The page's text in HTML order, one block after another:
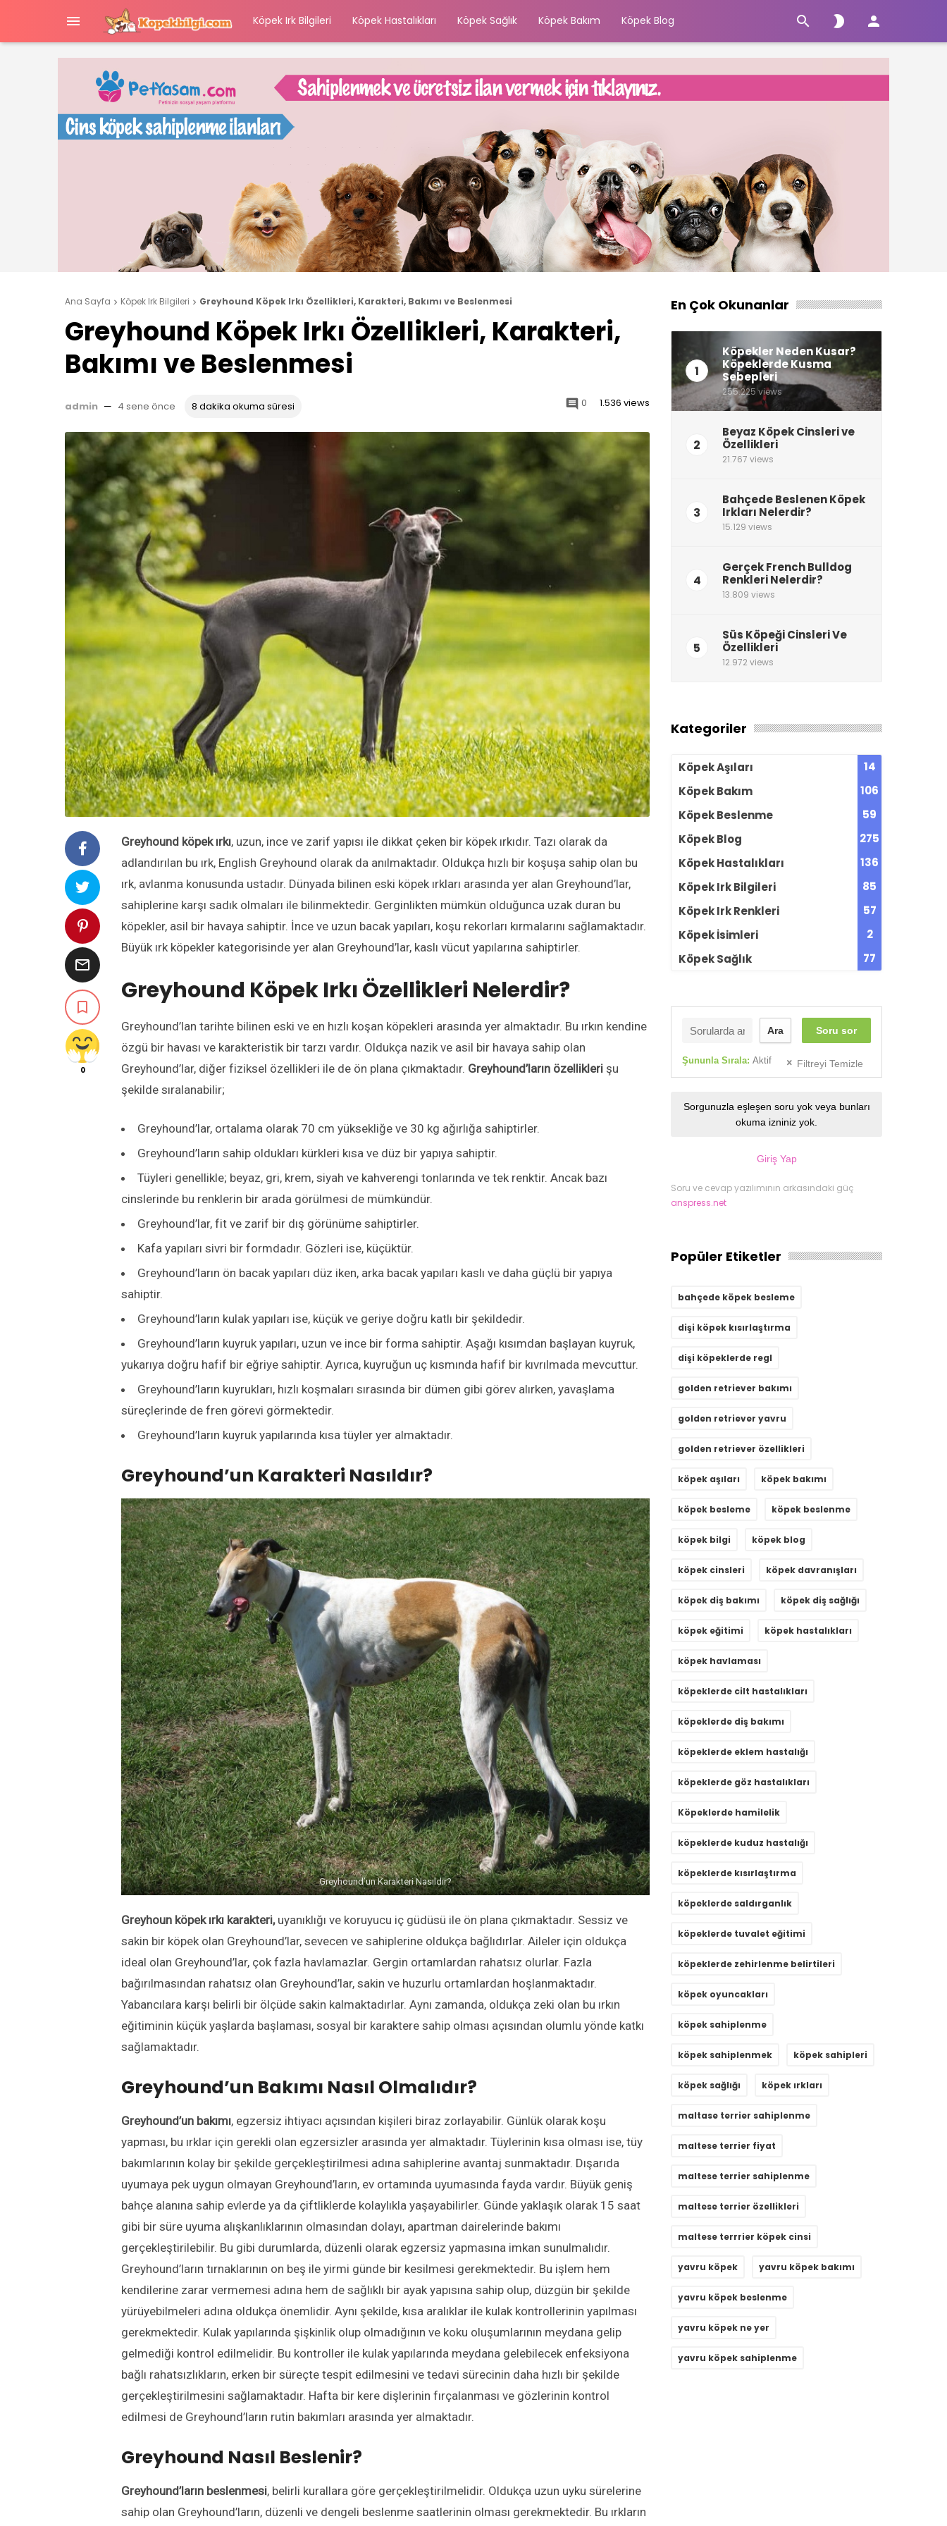
 Köpek Irk Bilgileri Köpek Hastalıkları Köpek Sağlık Köpek Bakım Köpek Blog   
Ana Sayfa  Köpek Irk Bilgileri  Greyhound Köpek Irkı Özellikleri, Karakteri, Bakımı ve Beslenmesi
Greyhound Köpek Irkı Özellikleri, Karakteri,
Bakımı ve Beslenmesi
admin — 4 sene önce 8 dakika okuma süresi  0 1.536 views


0
Greyhound köpek ırkı, uzun, ince ve zarif yapısı ile dikkat çeken bir köpek ırkıdır. Tazı olarak da
adlandırılan bu ırk, English Greyhound olarak da anılmaktadır. Oldukça hızlı bir koşuşa sahip olan bu
ırk, avlanma konusunda ustadır. Dünyada bilinen eski köpek ırkları arasında yer alan Greyhound’lar,
sahiplerine karşı sadık olmaları ile bilinmektedir. Gerginlikten mümkün olduğunca uzak duran bu
köpekler, asil bir havaya sahiptir. İnce ve uzun bacak yapıları, koşu rekorları kırmalarını sağlamaktadır.
Büyük ırk köpekler kategorisinde yer alan Greyhound’lar, kaslı vücut yapılarına sahiptirler.
Greyhound Köpek Irkı Özellikleri Nelerdir?
Greyhound’lan tarihte bilinen eski ve en hızlı koşan köpekleri arasında yer almaktadır. Bu ırkın kendine
özgü bir havası ve karakteristik bir tarzı vardır. Oldukça nazik ve asil bir havaya sahip olan
Greyhound’lar, diğer fiziksel özellikleri ile de ön plana çıkmaktadır. Greyhound’ların özellikleri şu
şekilde sıralanabilir;
Greyhound’lar, ortalama olarak 70 cm yüksekliğe ve 30 kg ağırlığa sahiptirler.
Greyhound’ların sahip oldukları kürkleri kısa ve düz bir yapıya sahiptir.
Tüyleri genellikle; beyaz, gri, krem, siyah ve kahverengi tonlarında ve tek renktir. Ancak bazı
cinslerinde bu renklerin bir arada görülmesi de mümkündür.
Greyhound’lar, fit ve zarif bir dış görünüme sahiptirler.
Kafa yapıları sivri bir formdadır. Gözleri ise, küçüktür.
Greyhound’ların ön bacak yapıları düz iken, arka bacak yapıları kaslı ve daha güçlü bir yapıya
sahiptir.
Greyhound’ların kulak yapıları ise, küçük ve geriye doğru katlı bir şekildedir.
Greyhound’ların kuyruk yapıları, uzun ve ince bir forma sahiptir. Aşağı kısımdan başlayan kuyruk,
yukarıya doğru hafif bir eğriye sahiptir. Ayrıca, kuyruğun uç kısmında hafif bir kıvrılmada mevcuttur.
Greyhound’ların kuyrukları, hızlı koşmaları sırasında bir dümen gibi görev alırken, yavaşlama
süreçlerinde de fren görevi görmektedir.
Greyhound’ların kuyruk yapılarında kısa tüyler yer almaktadır.
Greyhound’un Karakteri Nasıldır?
Greyhound’un Karakteri Nasıldır?
Greyhoun köpek ırkı karakteri,uyanıklığı ve koruyucu iç güdüsü ile ön plana çıkmaktadır. Sessiz ve
sakin bir köpek olan Greyhound’lar, sevecen ve sahiplerine oldukça bağlıdırlar. Aileler için oldukça
ideal olan Greyhound’lar, çok fazla havlamazlar. Gergin ortamlardan rahatsız olurlar. Fazla
bağırılmasından rahatsız olan Greyhound’lar, sakin ve huzurlu ortamlardan hoşlanmaktadır.
Yabancılara karşı belirli bir ölçüde sakin kalmaktadırlar. Aynı zamanda, oldukça zeki olan bu ırkın
eğitiminin küçük yaşlarda başlaması, sosyal bir karaktere sahip olması açısından olumlu yönde katkı
sağlamaktadır.
Greyhound’un Bakımı Nasıl Olmalıdır?
Greyhound’un bakımı, egzersiz ihtiyacı açısından kişileri biraz zorlayabilir. Günlük olarak koşu
yapması, bu ırklar için gerekli olan egzersizler arasında yer almaktadır. Tüylerinin kısa olması ise, tüy
bakımlarının kolay bir şekilde gerçekleştirilmesi adına sahiplerine avantaj sunmaktadır. Dışarıda
uyumaya pek uygun olmayan Greyhound’ların, ev ortamında uyumasında fayda vardır. Büyük geniş
bahçe alanına sahip evlerde ya da çiftliklerde kolaylıkla yaşayabilirler. Günde yaklaşık olarak 15 saat
gibi bir süre uyuma alışkanlıklarının olmasından dolayı, apartman dairelerinde bakımı
gerçekleştirilebilir. Bu gibi durumlarda, düzenli olarak egzersiz yapmasına imkan sunulmalıdır.
Greyhound’ların tırnaklarının on beş ile yirmi günde bir kesilmesi gerekmektedir. Bu işlem hem
kendilerine zarar vermemesi adına hem de sağlıklı bir ayak yapısına sahip olup, düzgün bir şekilde
yürüyebilmeleri adına oldukça önemlidir. Aynı şekilde, kısa aralıklar ile kulak kontrollerinin yapılması
gerekmektedir. Kulak yapılarında şişkinlik olup olmadığının ve koku oluşumlarının meydana gelip
gelmediği kontrol edilmelidir. Bu kontroller ile kulak yapılarında meydana gelebilecek enfeksiyona
bağlı rahatsızlıkların, erken bir süreçte tespit edilmesini ve tedavi sürecinin daha hızlı bir şekilde
gerçekleştirilmesini sağlamaktadır. Hafta bir kere dişlerinin fırçalanması ve gözlerinin kontrol
edilmesi de Greyhound’ların rutin bakımları arasında yer almaktadır.
Greyhound Nasıl Beslenir?
Greyhound’ların beslenmesi, belirli kurallara göre gerçekleştirilmelidir. Oldukça uzun uyku sürelerine
sahip olan Greyhound’ların, düzenli ve dengeli beslenme saatlerinin olması gerekmektedir. Bu ırkların
En Çok Okunanlar
1
Köpekler Neden Kusar?
Köpeklerde Kusma
Sebepleri
255.225 views
2
Beyaz Köpek Cinsleri ve
Özellikleri
21.767 views
3
Bahçede Beslenen Köpek
Irkları Nelerdir?
15.129 views
4
Gerçek French Bulldog
Renkleri Nelerdir?
13.809 views
5
Süs Köpeği Cinsleri Ve
Özellikleri
12.972 views
Kategoriler
Köpek Aşıları
14
Köpek Bakım
106
Köpek Beslenme
59
Köpek Blog
275
Köpek Hastalıkları
136
Köpek Irk Bilgileri
85
Köpek Irk Renkleri
57
Köpek İsimleri
2
Köpek Sağlık
77
Soru sor
Ara
Şununla Sırala: Aktif Filtreyi Temizle
Sorgunuzla eşleşen soru yok veya bunları
okuma izniniz yok.
Giriş Yap
Soru ve cevap yazılımının arkasındaki güç
anspress.net
Popüler Etiketler
bahçede köpek besleme
dişi köpek kısırlaştırma
dişi köpeklerde regl
golden retriever bakımı
golden retriever yavru
golden retriever özellikleri
köpek aşıları köpek bakımı
köpek besleme köpek beslenme
köpek bilgi köpek blog
köpek cinsleri köpek davranışları
köpek diş bakımı köpek diş sağlığı
köpek eğitimi köpek hastalıkları
köpek havlaması
köpeklerde cilt hastalıkları
köpeklerde diş bakımı
köpeklerde eklem hastalığı
köpeklerde göz hastalıkları
Köpeklerde hamilelik
köpeklerde kuduz hastalığı
köpeklerde kısırlaştırma
köpeklerde saldırganlık
köpeklerde tuvalet eğitimi
köpeklerde zehirlenme belirtileri
köpek oyuncakları
köpek sahiplenme
köpek sahiplenmek köpek sahipleri
köpek sağlığı köpek ırkları
maltase terrier sahiplenme
maltese terrier fiyat
maltese terrier sahiplenme
maltese terrier özellikleri
maltese terrrier köpek cinsi
yavru köpek yavru köpek bakımı
yavru köpek beslenme
yavru köpek ne yer
yavru köpek sahiplenme